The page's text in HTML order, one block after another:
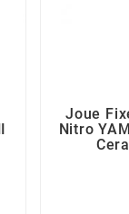
Joue
Nitro